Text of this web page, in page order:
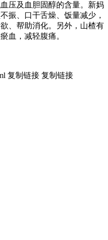
压及血胆固醇的含量。新妈
振、口干舌燥、饭量减少，
、帮助消化。另外，山楂有
血，减轻腹痛。
复制链接 复制链接